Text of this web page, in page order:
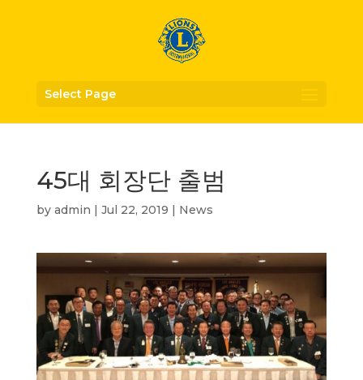
Select Page
45대 회장단 출범
by admin | Jul 22, 2019 | News